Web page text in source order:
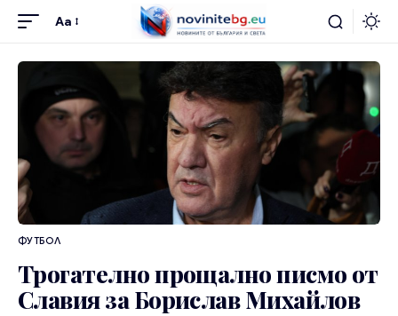
Aa
ФУТБОЛ
Трогателно прощално писмо от
Славия за Борислав Михайлов